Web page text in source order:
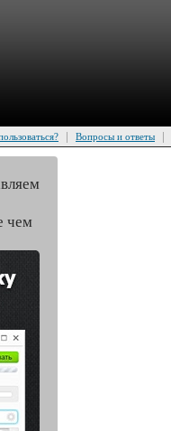
| Вопросы и ответы |
чем